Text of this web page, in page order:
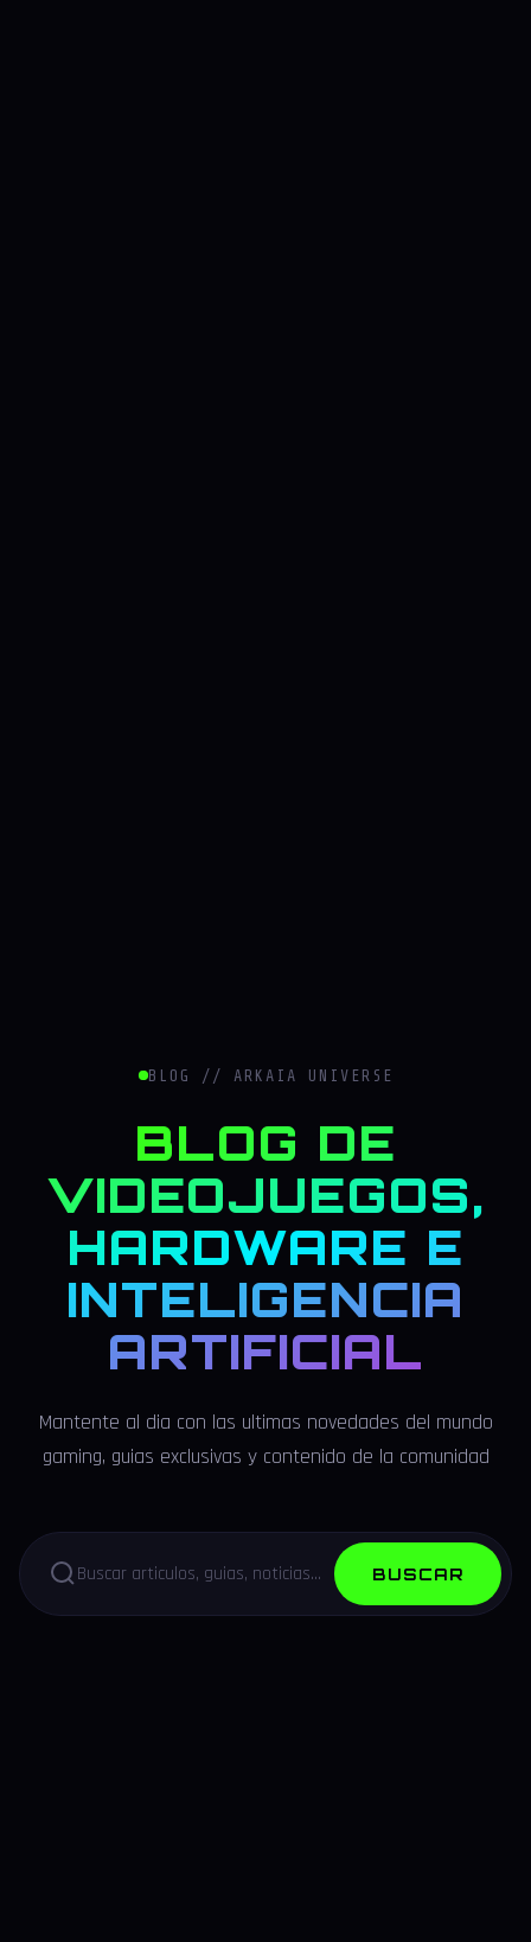
BLOG // ARKAIA UNIVERSE
BLOG DE
VIDEOJUEGOS,
HARDWARE E
INTELIGENCIA
ARTIFICIAL
Mantente al dia con las ultimas novedades del mundo
gaming, guias exclusivas y contenido de la comunidad
BUSCAR